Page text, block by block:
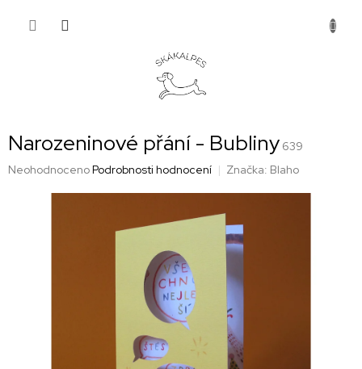
Narozeninové přání - Bubliny 639
Průměrné
NeohodnocenoPodrobnosti hodnocení Značka: Blaho